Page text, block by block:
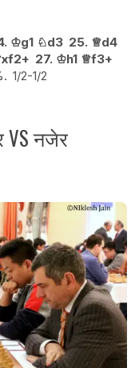
♔g1 ♘d3 25. ♕d4
xf2+ 27. ♔h1 ♕f3+
1/2-1/2
VS नजेर